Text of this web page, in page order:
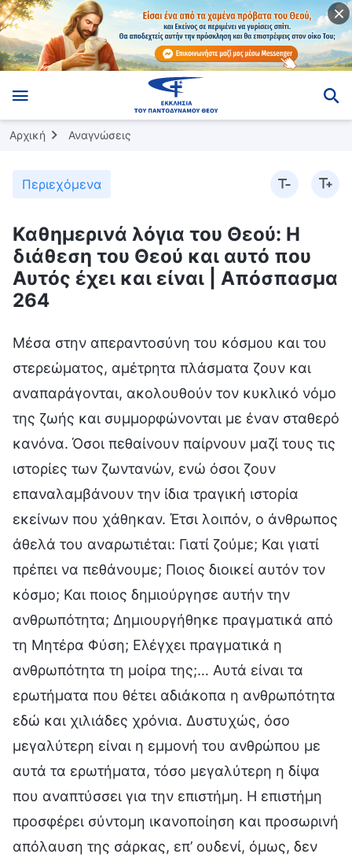
Αρχική Αναγνώσεις
Περιεχόμενα
Καθημερινά λόγια του Θεού: Η
διάθεση του Θεού και αυτό που
Αυτός έχει και είναι | Απόσπασμα
264
Μέσα στην απεραντοσύνη του κόσμου και του
στερεώματος, αμέτρητα πλάσματα ζουν και
αναπαράγονται, ακολουθούν τον κυκλικό νόμο
της ζωής και συμμορφώνονται με έναν σταθερό
κανόνα. Όσοι πεθαίνουν παίρνουν μαζί τους τις
ιστορίες των ζωντανών, ενώ όσοι ζουν
επαναλαμβάνουν την ίδια τραγική ιστορία
εκείνων που χάθηκαν. Έτσι λοιπόν, ο άνθρωπος
άθελά του αναρωτιέται: Γιατί ζούμε; Και γιατί
πρέπει να πεθάνουμε; Ποιος διοικεί αυτόν τον
κόσμο; Και ποιος δημιούργησε αυτήν την
ανθρωπότητα; Δημιουργήθηκε πραγματικά από
τη Μητέρα Φύση; Ελέγχει πραγματικά η
ανθρωπότητα τη μοίρα της;… Αυτά είναι τα
ερωτήματα που θέτει αδιάκοπα η ανθρωπότητα
εδώ και χιλιάδες χρόνια. Δυστυχώς, όσο
μεγαλύτερη είναι η εμμονή του ανθρώπου με
αυτά τα ερωτήματα, τόσο μεγαλύτερη η δίψα
που αναπτύσσει για την επιστήμη. Η επιστήμη
προσφέρει σύντομη ικανοποίηση και προσωρινή
απόλαυση της σάρκας, επ’ ουδενί, όμως, δεν